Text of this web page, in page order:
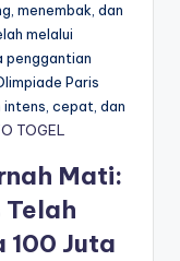
menembak, dan
melalui
penggantian
Paris
cepat, dan
TOGEL
Mati:
Telah
100 Juta